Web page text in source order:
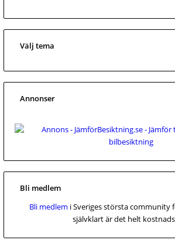
Välj tema
Annonser
Bli medlem
Bli medlem i Sveriges största community
självklart är det helt